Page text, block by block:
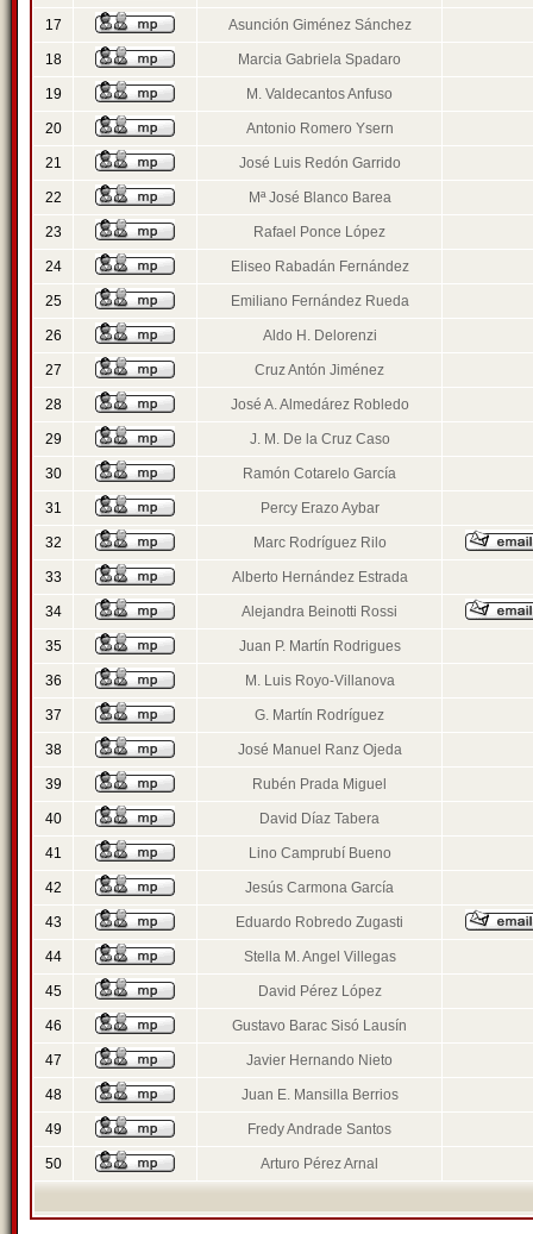
17 Asunción Giménez Sánchez
18 Marcia Gabriela Spadaro
19 M. Valdecantos Anfuso
20 Antonio Romero Ysern
21 José Luis Redón Garrido
22 Mª José Blanco Barea
23 Rafael Ponce López
24 Eliseo Rabadán Fernández
25 Emiliano Fernández Rueda
26 Aldo H. Delorenzi
27 Cruz Antón Jiménez
28 José A. Almedárez Robledo
29 J. M. De la Cruz Caso
30 Ramón Cotarelo García
31 Percy Erazo Aybar
32 Marc Rodríguez Rilo
33 Alberto Hernández Estrada
34 Alejandra Beinotti Rossi
35 Juan P. Martín Rodrigues
36 M. Luis Royo-Villanova
37 G. Martín Rodríguez
38 José Manuel Ranz Ojeda
39 Rubén Prada Miguel
40 David Díaz Tabera
41 Lino Camprubí Bueno
42 Jesús Carmona García
43 Eduardo Robredo Zugasti
44 Stella M. Angel Villegas
45 David Pérez López
46 Gustavo Barac Sisó Lausín
47 Javier Hernando Nieto
48 Juan E. Mansilla Berrios
49 Fredy Andrade Santos
50 Arturo Pérez Arnal